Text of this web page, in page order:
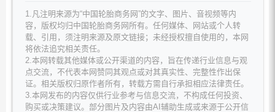
1.凡注明来源为“中国轮胎商务网”的文字、图片、音视频等内
容，版权均归中国轮胎商务网所有。任何媒体、网站或个人转
载、引用，须注明来源及原文链接；未经授权擅自使用的，本网
将依法追究相关责任。
2.本网转载其他媒体或公开渠道的内容，旨在传递行业信息与观
点交流，不代表本网赞同其观点或对其真实性、完整性作出保
证。相关版权归原作者所有，转载方需自行承担相应法律责任。
3.本网发布的内容仅供行业参考与信息交流，不构成任何投资、
购买或决策建议。部分图片及内容由AI辅助生成或来源于公开信